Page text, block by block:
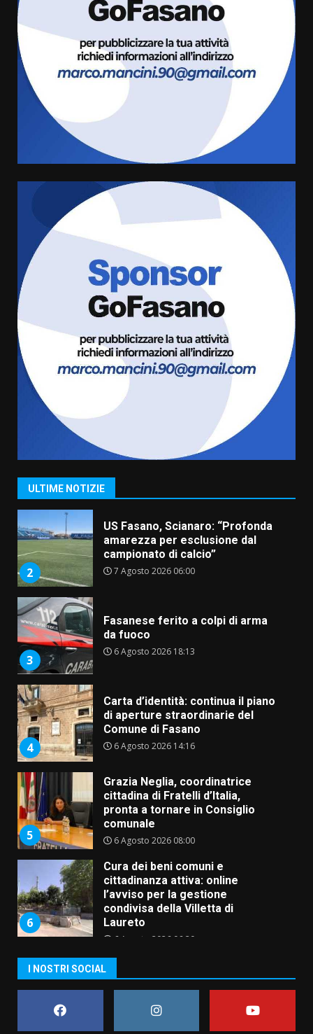
ULTIME NOTIZIE
Fasanese ferito a colpi di arma
da fuoco
6 Agosto 2026 18:13
Carta d’identità: continua il piano
di aperture straordinarie del
Comune di Fasano
cittadina di Fratelli d’Italia,
pronta a tornare in Consiglio
comunale
6 Agosto 2026 08:00
Cura dei beni comuni e
cittadinanza attiva: online
l’avviso per la gestione
condivisa della Villetta di
Laureto
La magia del Minareto e la prima
assoluta de “L’Albergo
Belvedere. Il rapimento”
6 Agosto 2026 06:15
1
“I Contestatori: Musica di
Rivoluzione”: nuovo
appuntamento con “Fasano in
2
US Fasano, Scianaro: “Profonda
amarezza per esclusione dal
campionato di calcio”
7 Agosto 2026 06:00
3
Fasanese ferito a colpi di arma
da fuoco
6 Agosto 2026 18:13
4
Carta d’identità: continua il piano
di aperture straordinarie del
Comune di Fasano
6 Agosto 2026 14:16
5
Grazia Neglia, coordinatrice
cittadina di Fratelli d’Italia,
pronta a tornare in Consiglio
comunale
6 Agosto 2026 08:00
6
Cura dei beni comuni e
cittadinanza attiva: online
l’avviso per la gestione
condivisa della Villetta di
Laureto
6 Agosto 2026 06:20
assoluta de “L’Albergo
Belvedere. Il rapimento”
6 Agosto 2026 06:15
I NOSTRI SOCIAL